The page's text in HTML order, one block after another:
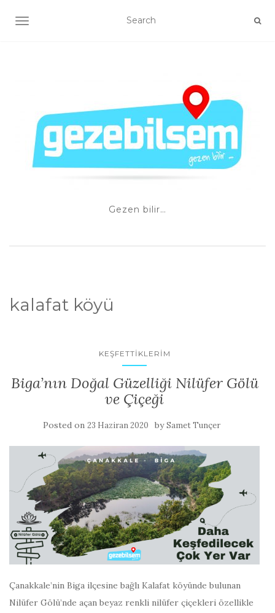
TOGGLE NAVIGATION
Gezen bilir…
kalafat köyü
KEŞFETTIKLERIM
Biga’nın Doğal Güzelliği Nilüfer Gölü
ve Çiçeği
Posted on 23 Haziran 2020 bySamet Tunçer
Çanakkale’nin Biga ilçesine bağlı Kalafat köyünde bulunan
Nilüfer Gölü’nde açan beyaz renkli nilüfer çiçekleri özellikle